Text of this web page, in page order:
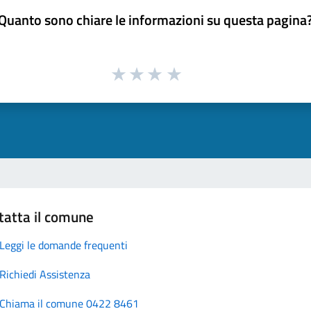
sono chiare le informazioni su questa
il comune
Leggi le domande frequenti
Richiedi Assistenza
Chiama il comune 0422 8461